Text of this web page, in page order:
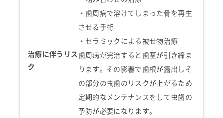
・歯周病で溶けてしまった骨を再生
させる手術
・セラミックによる被せ物治療
治療に伴うリス
ク
歯周病が完治すると歯茎が引き締ま
ります。その影響で歯根が露出しそ
の部分の虫歯のリスクが上がるため
定期的なメンテナンスをして虫歯の
予防が必要になります。